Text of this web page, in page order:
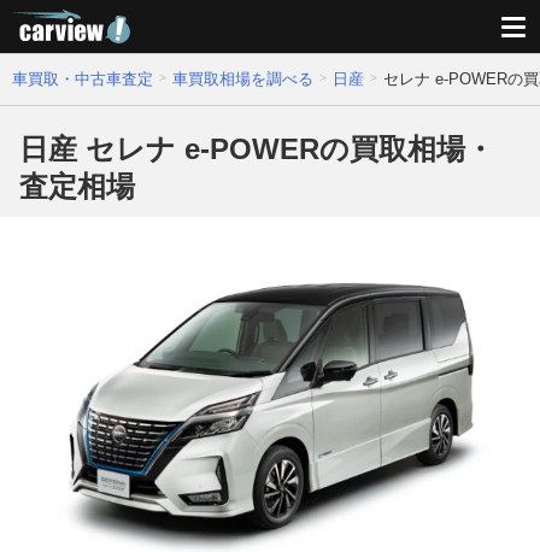
車買取・中古車査定 車買取相場を調べる 日産 セレナ e-POWERの
日産 セレナ e-POWERの買取相場・
査定相場